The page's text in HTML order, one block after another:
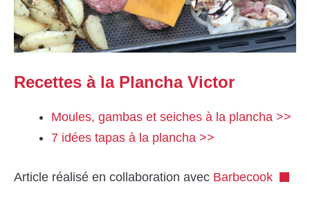
Recettes à la Plancha Victor
Moules, gambas et seiches à la plancha >>
7 idées tapas à la plancha >>
Article réalisé en collaboration avec Barbecook